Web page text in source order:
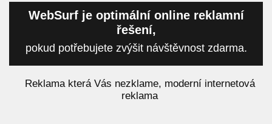
WebSurf je optimální online reklamní
řešení,
pokud potřebujete zvýšit návštěvnost zdarma.
Reklama která Vás nezklame, moderní internetová
reklama